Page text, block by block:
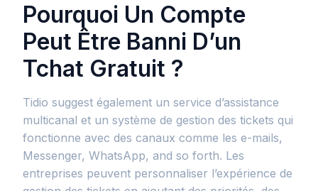
Pourquoi Un Compte
Peut Être Banni D’un
Tchat Gratuit ?
Tidio suggest également un service d’assistance
multicanal et un système de gestion des tickets qui
fonctionne avec des canaux comme les e-mails,
Messenger, WhatsApp, and so forth. Les
entreprises peuvent personnaliser l’expérience de